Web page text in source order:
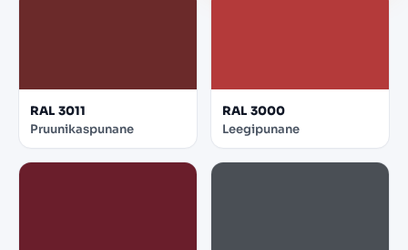
RAL 3011
Pruunikaspunane
RAL 3000
Leegipunane